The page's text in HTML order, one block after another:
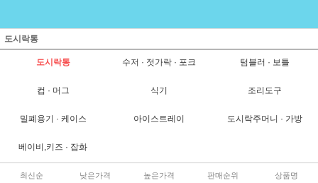
도시락통
도시락통 수저 · 젓가락 · 포크 텀블러 · 보틀
컵 · 머그 식기 조리도구
밀폐용기 · 케이스 아이스트레이 도시락주머니 · 가방
베이비,키즈 · 잡화
최신순 낮은가격 높은가격 판매순위 상품명